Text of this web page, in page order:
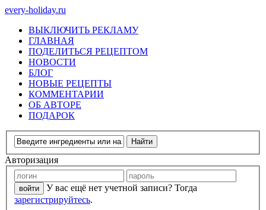
every-holiday.ru
ВЫКЛЮЧИТЬ РЕКЛАМУ
ГЛАВНАЯ
ПОДЕЛИТЬСЯ РЕЦЕПТОМ
НОВОСТИ
БЛОГ
НОВЫЕ РЕЦЕПТЫ
КОММЕНТАРИИ
ОБ АВТОРЕ
ПОДАРОК
Авторизация
У вас ещё нет учетной записи? Тогда
зарегистрируйтесь.